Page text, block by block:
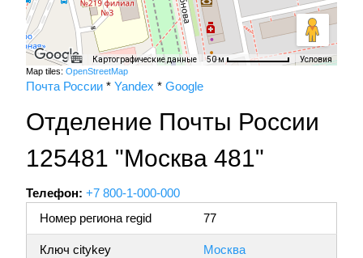
Картографические данные 50 м Условия
Map tiles: OpenStreetMap
Почта России * Yandex * Google
Отделение Почты России
125481 "Москва 481"
Телефон: +7 800-1-000-000
Номер региона regid
77
Ключ citykey Москва